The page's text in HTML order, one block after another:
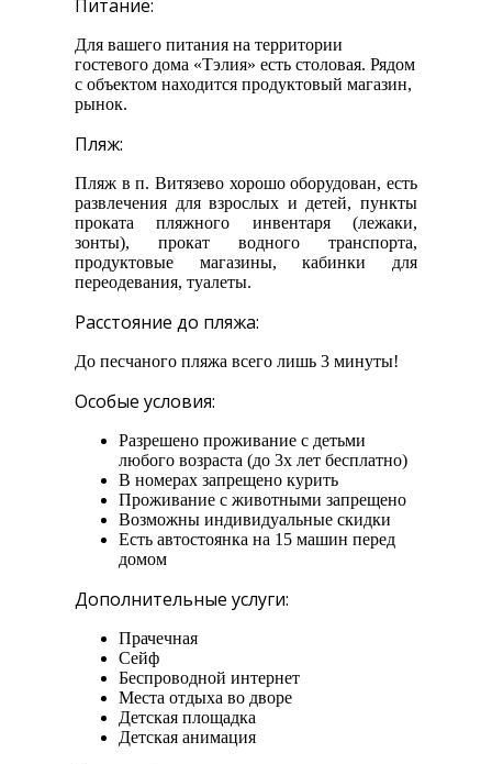
Питание:
Для вашего питания на территории
гостевого дома «Тэлия» есть столовая. Рядом
с объектом находится продуктовый магазин,
рынок.
Пляж:
Пляж в п. Витязево хорошо оборудован, есть
развлечения для взрослых и детей, пункты
проката пляжного инвентаря (лежаки,
зонты), прокат водного транспорта,
продуктовые магазины, кабинки для
переодевания, туалеты.
Расстояние до пляжа:
До песчаного пляжа всего лишь 3 минуты!
Особые условия:
Разрешено проживание с детьми
любого возраста (до 3х лет бесплатно)
В номерах запрещено курить
Проживание с животными запрещено
Возможны индивидуальные скидки
Есть автостоянка на 15 машин перед
домом
Дополнительные услуги:
Прачечная
Сейф
Беспроводной интернет
Места отдыха во дворе
Детская площадка
Детская анимация